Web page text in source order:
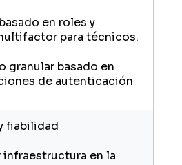
en roles y
para técnicos.
granular basado en
de autenticación
fiabilidad
infraestructura en la